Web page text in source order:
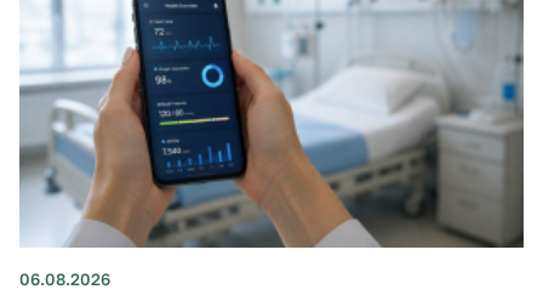
06.08.2026